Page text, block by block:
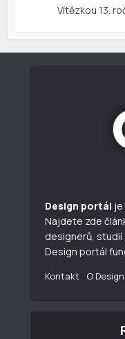
Vítězkou 13.
Design portál je
Najdete zde
designerů, studií
Design portál
Kontakt O